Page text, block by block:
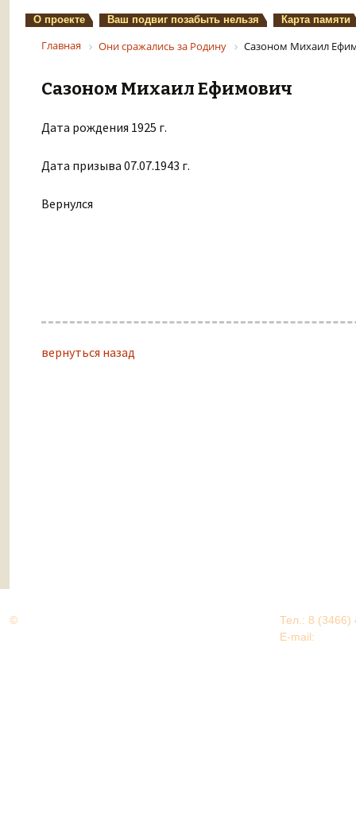
О проекте Ваш подвиг позабыть нельзя Карта памяти
Главная Они сражались за Родину Сазоном Михаил
Сазоном Михаил Ефимович
Дата рождения 1925 г.
Дата призыва 07.07.1943 г.
Вернулся
вернуться назад
©
Тел.: 8 (3466)
E-mail: